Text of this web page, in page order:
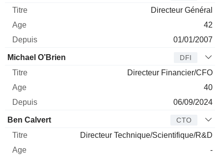
Directeur Général
42
01/01/2007
Michael O’Brien DFI
Directeur Financier/CFO
40
06/09/2024
Ben Calvert CTO
Directeur Technique/Scientifique/R&D
-